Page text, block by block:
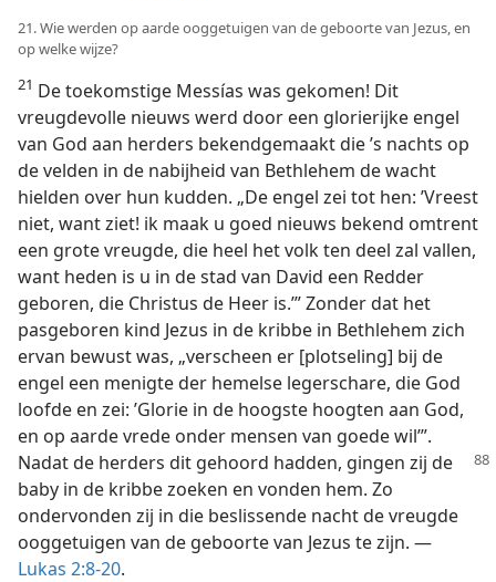
21. Wie werden op aarde ooggetuigen van de geboorte van Jezus, en
op welke wijze?
21 De toekomstige Messías was gekomen! Dit
vreugdevolle nieuws werd door een glorierijke engel
van God aan herders bekendgemaakt die ’s nachts op
de velden in de nabijheid van Bethlehem de wacht
hielden over hun kudden. „De engel zei tot hen: ’Vreest
niet, want ziet! ik maak u goed nieuws bekend omtrent
een grote vreugde, die heel het volk ten deel zal vallen,
want heden is u in de stad van David een Redder
geboren, die Christus de Heer is.’” Zonder dat het
pasgeboren kind Jezus in de kribbe in Bethlehem zich
ervan bewust was, „verscheen er [plotseling] bij de
engel een menigte der hemelse legerschare, die God
loofde en zei: ’Glorie in de hoogste hoogten aan God,
en op aarde vrede onder mensen van goede wil’”.
Nadat de herders dit gehoord hadden, gingen zij de
baby in de kribbe zoeken en vonden hem. Zo
ondervonden zij in die beslissende nacht de vreugde
ooggetuigen van de geboorte van Jezus te zijn. —
Lukas 2:8-20.